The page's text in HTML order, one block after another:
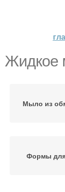
Жидкое
Мыло из
Формы